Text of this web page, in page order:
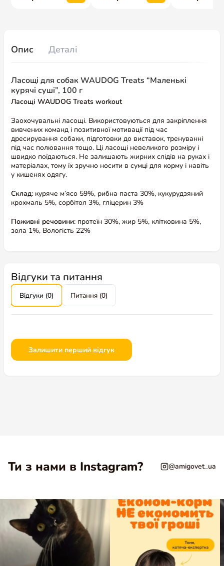
Опис Деталі
Ласощі для собак WAUDOG Treats “Маленькі
курячі суші”, 100 г
Ласощі WAUDOG Treats workout
Заохочувальні ласощі. Використовуються для закріплення
вивчених команд і позитивної мотивації під час
дресирування собаки, підготовки до виставок, тренуванні
під час полювання тощо. Ці ласощі невеликого розміру і
швидко поїдаються. Не залишають жирних слідів на руках і
матеріалах, тому їх зручно носити в сумці для корму і навіть
у кишенях одягу.
Склад: куряче м’ясо 59%, рибна паста 30%, кукурудзяний
крохмаль 5%, сорбітол 3%, гліцерин 3%
Поживні речовини: протеїн 30%, жир 5%, клітковина 5%,
зола 1%, Вологість 22%
Відгуки та питання
Відгуки (0) Питання (0)
Залишити перший відгук
Ти з нами в Instagram? @amigovet_ua